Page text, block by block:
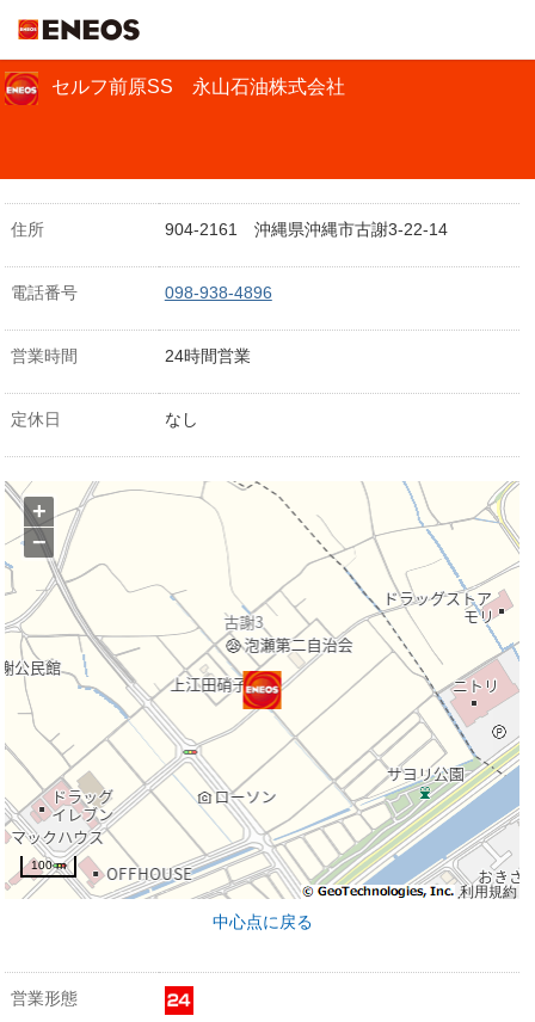
セルフ前原SS 永山石油株式会社
住所 904-2161 沖縄県沖縄市古謝3-22-14
電話番号 098-938-4896
営業時間 24時間営業
定休日 なし
利用規約
+
−
100 m
中心点に戻る
営業形態